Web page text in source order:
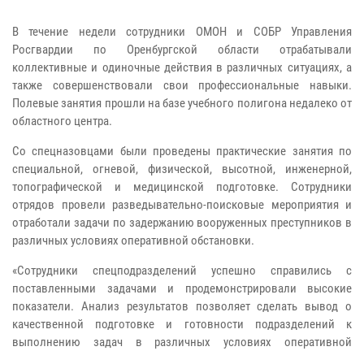
В течение недели сотрудники ОМОН и СОБР Управления
Росгвардии по Оренбургской области отрабатывали
коллективные и одиночные действия в различных ситуациях, а
также совершенствовали свои профессиональные навыки.
Полевые занятия прошли на базе учебного полигона недалеко от
областного центра.
Со спецназовцами были проведены практические занятия по
специальной, огневой, физической, высотной, инженерной,
топографической и медицинской подготовке. Сотрудники
отрядов провели разведывательно-поисковые мероприятия и
отработали задачи по задержанию вооруженных преступников в
различных условиях оперативной обстановки.
«Сотрудники спецподразделений успешно справились с
поставленными задачами и продемонстрировали высокие
показатели. Анализ результатов позволяет сделать вывод о
качественной подготовке и готовности подразделений к
выполнению задач в различных условиях оперативной